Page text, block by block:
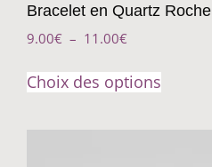
Bracelet en Quartz Roche
9.00€ – 11.00€
Choix des options